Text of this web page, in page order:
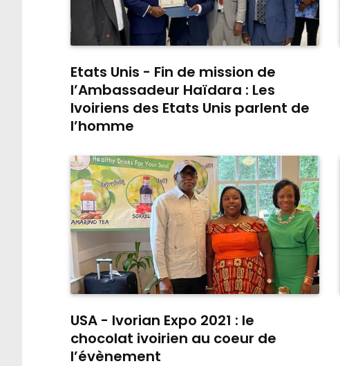
Etats Unis - Fin de mission de
l’Ambassadeur Haïdara : Les
Ivoiriens des Etats Unis parlent de
l’homme
USA - Ivorian Expo 2021 : le
chocolat ivoirien au coeur de
l’évènement